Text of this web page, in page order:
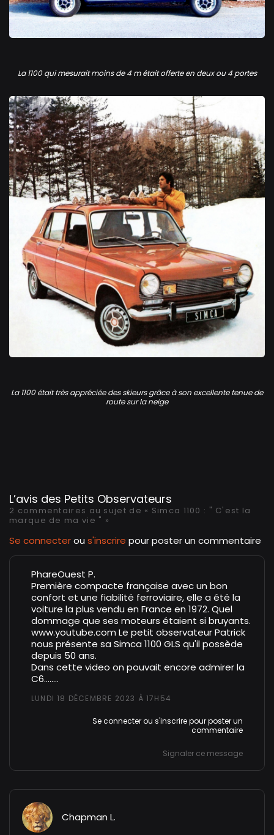
La 1100 qui mesurait moins de 4 m était offerte en deux ou 4 portes
La 1100 était très appréciée des skieurs grâce à son excellente tenue de
route sur la neige
L’avis des Petits Observateurs
2 commentaires au sujet de « Simca 1100 : " C'est la
marque de ma vie " »
Se connecterou s'inscrire pour poster un commentaire
PhareOuest P.
Première compacte française avec un bon
confort et une fiabilité ferroviaire, elle a été la
voiture la plus vendu en France en 1972. Quel
dommage que ses moteurs étaient si bruyants.
www.youtube.com Le petit observateur Patrick
nous présente sa Simca 1100 GLS qu'il possède
depuis 50 ans.
Dans cette video on pouvait encore admirer la
C6........
LUNDI 18 DÉCEMBRE 2023 À 17H54
Se connecterou s'inscrirepour poster un
commentaire
Signaler ce message
Chapman L.